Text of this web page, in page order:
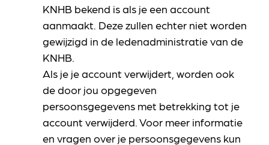
KNHB bekend is als je een account
aanmaakt. Deze zullen echter niet worden
gewijzigd in de ledenadministratie van de
KNHB.
Als je je account verwijdert, worden ook
de door jou opgegeven
persoonsgegevens met betrekking tot je
account verwijderd. Voor meer informatie
en vragen over je persoonsgegevens kun